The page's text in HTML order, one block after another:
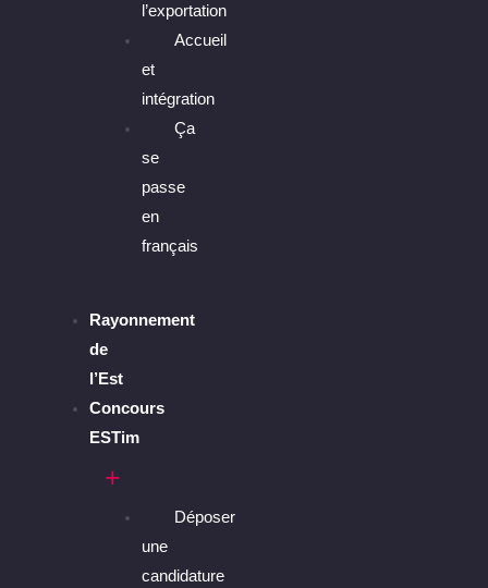
l’exportation
Accueil
et
intégration
Ça
se
passe
en
français
Rayonnement
de
l’Est
Concours
ESTim
Déposer
une
candidature